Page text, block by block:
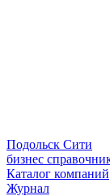
Подольск Сити
бизнес
Каталог компаний
Журнал